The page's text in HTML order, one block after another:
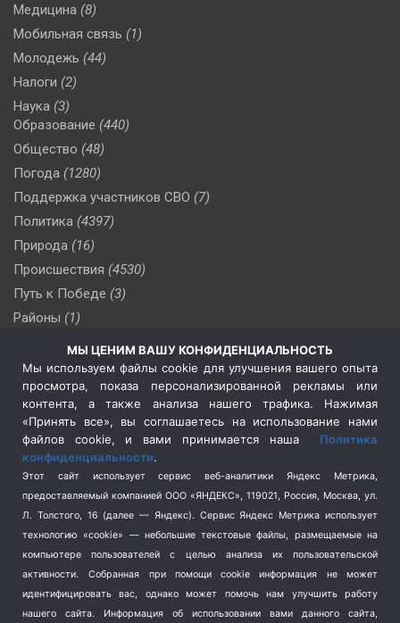
Медицина (8)
Мобильная связь (1)
Молодежь (44)
Налоги (2)
Наука (3)
Образование (440)
Общество (48)
Погода (1280)
Поддержка участников СВО (7)
Политика (4397)
Природа (16)
Происшествия (4530)
Путь к Победе (3)
Районы (1)
(510)
Сельское хозяйство (3)
Социальная политика
(3)
Спецоперация в Украине
Спецоперация на Украине
(404)
Спорт (740)
Терроризм (1)
Транспорт (262)
Туризм (178)
Флот (76)
МЫ ЦЕНИМ ВАШУ КОНФИДЕНЦИАЛЬНОСТЬ
Мы используем файлы cookie для улучшения вашего опыта
просмотра, показа персонализированной рекламы или
контента, а также анализа нашего трафика. Нажимая
«Принять все», вы соглашаетесь на использование нами
файлов cookie, и вами принимается наша Политика
конфиденциальности.
Этот сайт использует сервис веб-аналитики Яндекс Метрика,
предоставляемый компанией ООО «ЯНДЕКС», 119021, Россия, Москва, ул.
Л. Толстого, 16 (далее — Яндекс). Сервис Яндекс Метрика использует
технологию «cookie» — небольшие текстовые файлы, размещаемые на
компьютере пользователей с целью анализа их пользовательской
активности.
Собранная при помощи cookie информация не может
идентифицировать вас, однако может помочь нам улучшить работу
нашего сайта. Информация об использовании вами данного сайта,